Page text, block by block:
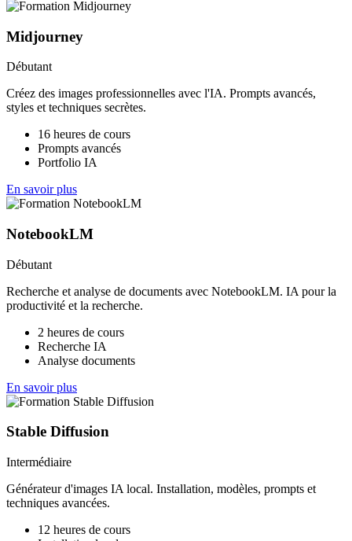
Midjourney
Débutant
Créez des images professionnelles avec l'IA. Prompts avancés,
styles et techniques secrètes.
16 heures de cours
Prompts avancés
Portfolio IA
En savoir plus
NotebookLM
Débutant
Recherche et analyse de documents avec NotebookLM. IA pour la
productivité et la recherche.
2 heures de cours
Recherche IA
Analyse documents
En savoir plus
Stable Diffusion
Intermédiaire
Générateur d'images IA local. Installation, modèles, prompts et
techniques avancées.
12 heures de cours